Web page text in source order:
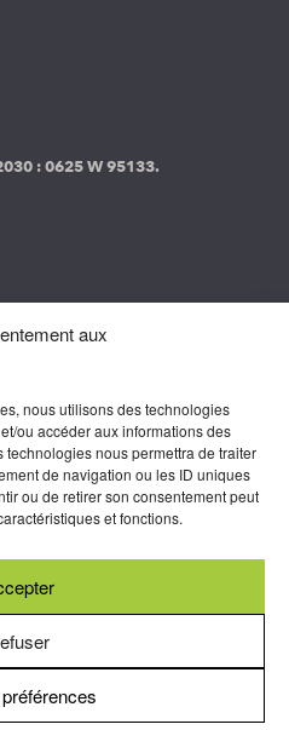
aux
nous utilisons des technologies
ou accéder aux informations des
nous permettra de traiter
de navigation ou les ID uniques
ou de retirer son consentement peut
et fonctions.
:0625 W 95133.
d’utilisation